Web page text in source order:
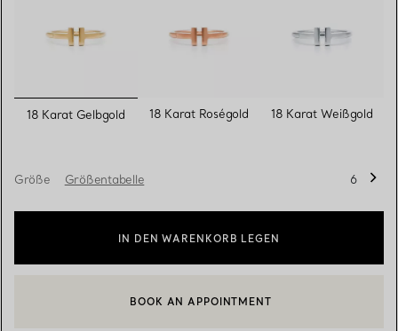
ausgewählt
18 Karat Gelbgold 18 Karat Roségold 18 Karat Weißgold
Größe Größentabelle 6
IN DEN WARENKORB LEGEN
EINEN KUNDENBERATER KONTAKTIEREN ODER EINEN
BOOK AN APPOINTMENT